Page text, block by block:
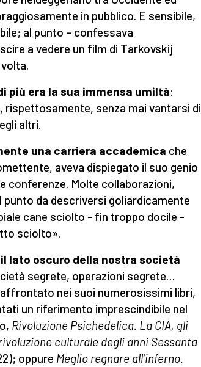
in pubblico. E sensibile,
al punto – confessava
a vedere un film di Tarkovskij
più era la sua immensa umiltà:
rispettosamente, senza mai vantarsi di
altri.
una carriera accademica che
aveva dispiegato il suo genio
conferenze. Molte collaborazioni,
punto da descriversi goliardicamente
cane sciolto - fin troppo docile -
sciolto».
lato oscuro della nostra società
segrete, operazioni segrete…
nei suoi numerosissimi libri,
un riferimento imprescindibile nel
Rivoluzione Psichedelica. La CIA, gli
culturale degli anni Sessanta
oppure Meglio regnare all’inferno.